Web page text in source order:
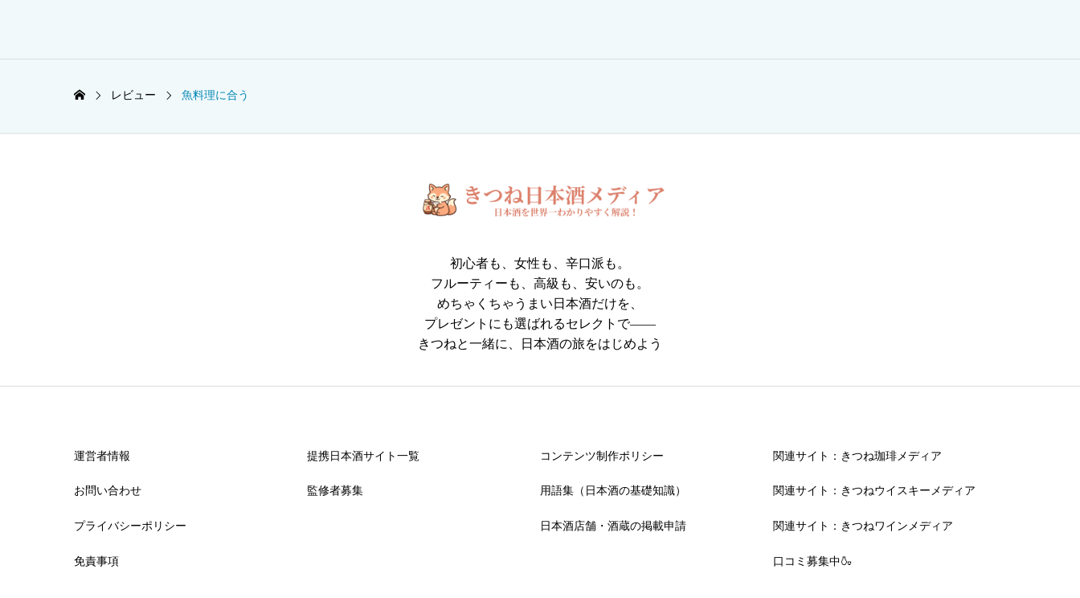
レビュー 魚料理に合う
初心者も、女性も、辛口派も。
フルーティーも、高級も、安いのも。
めちゃくちゃうまい日本酒だけを、
プレゼントにも選ばれるセレクトで――
きつねと一緒に、日本酒の旅をはじめよう
運営者情報
お問い合わせ
プライバシーポリシー
免責事項
提携日本酒サイト一覧
監修者募集
コンテンツ制作ポリシー
用語集（日本酒の基礎知識）
日本酒店舗・酒蔵の掲載申請
関連サイト：きつね珈琲メディア
関連サイト：きつねウイスキーメディア
関連サイト：きつねワインメディア
口コミ募集中🍶